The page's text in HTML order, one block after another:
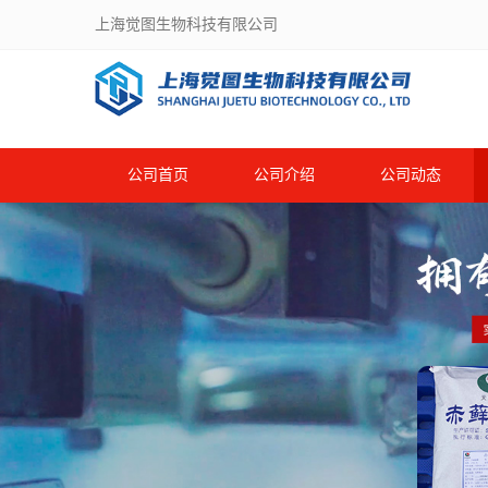
上海觉图生物科技有限公司
公司首页 公司介绍 公司动态